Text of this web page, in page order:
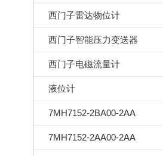
西门子雷达物位计
西门子智能压力变送器
西门子电磁流量计
液位计
7MH7152-2BA00-2AA
7MH7152-2AA00-2AA